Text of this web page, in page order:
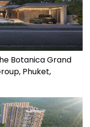
Botanica Grand
Phuket,